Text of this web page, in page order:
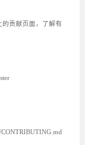
贡献页面，了解有